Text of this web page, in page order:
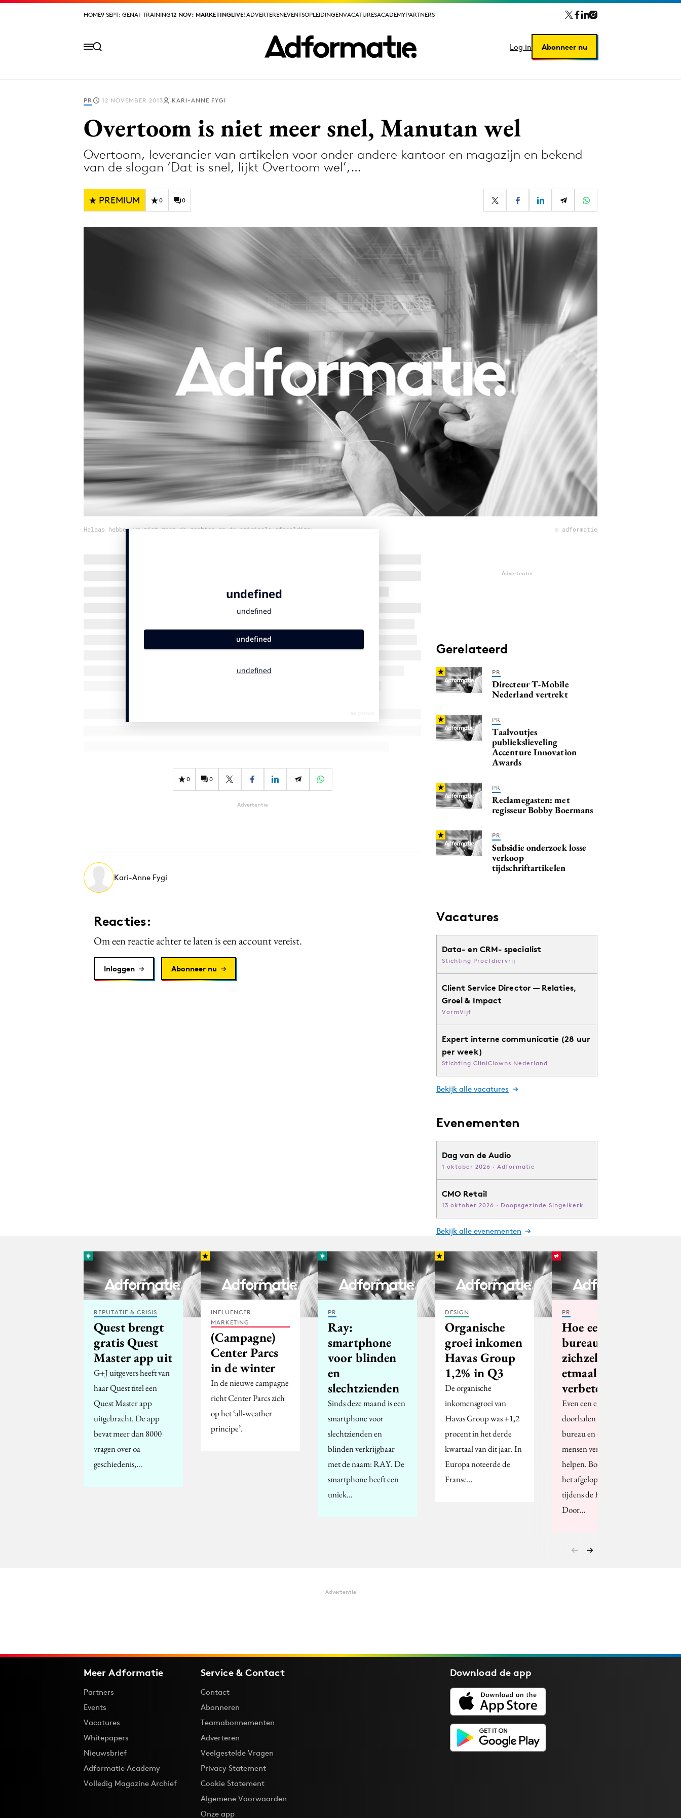
HOME9 SEPT: GENAI-TRAINING12 NOV: MARKETINGLIVE!ADVERTERENEVENTSOPLEIDINGENVACATURESACADEMYPARTNERS
Log in Abonneer nu
HOME9 SEPT: GENAI-TRAINING12 NOV: MARKETINGLIVE!ADVERTERENEVENTSOPLEIDINGENVACATURESACADEMYPARTNERS
Log in Abonneer nu
Digital transformation
Diversiteit
Effectiviteit
Influencer marketing
Interne communicatie
Programmatic
Purpose Marketing
Reputatie & crisis
PR 12 NOVEMBER 2013 KARI-ANNE FYGI
Overtoom is niet meer snel, Manutan wel
Overtoom, leverancier van artikelen voor onder andere kantoor en magazijn en bekend
van de slogan ‘Dat is snel, lijkt Overtoom wel’,…
PREMIUM 0 0
Helaas hebben we niet meer de rechten op de originele afbeelding © adformatie
0 0
Advertentie
Kari-Anne Fygi
Reacties:
Om een reactie achter te laten is een account vereist.
Inloggen Abonneer nu
Advertentie
Gerelateerd
PR
Directeur T-Mobile
Nederland vertrekt
PR
Taalvoutjes
publiekslieveling
Accenture Innovation
Awards
PR
Reclamegasten: met
regisseur Bobby Boermans
PR
Subsidie onderzoek losse
verkoop
tijdschriftartikelen
Vacatures
Data- en CRM- specialist
Stichting Proefdiervrij
Client Service Director — Relaties,
Groei & Impact
VormVijf
Expert interne communicatie (28 uur
per week)
Stichting CliniClowns Nederland
Bekijk alle vacatures
Evenementen
Dag van de Audio
1 oktober 2026 · Adformatie
CMO Retail
13 oktober 2026 · Doopsgezinde Singelkerk
Bekijk alle evenementen
REPUTATIE & CRISIS
Quest brengt
gratis Quest
Master app uit
G+J uitgevers heeft van
haar Quest titel een
Quest Master app
uitgebracht. De app
bevat meer dan 8000
vragen over oa
geschiedenis,…
INFLUENCER
MARKETING
(Campagne)
Center Parcs
in de winter
In de nieuwe campagne
richt Center Parcs zich
op het ‘all-weather
principe’.
PR
Ray:
smartphone
voor blinden
en
slechtzienden
Sinds deze maand is een
smartphone voor
slechtzienden en
blinden verkrijgbaar
met de naam: RAY. De
smartphone heeft een
uniek…
DESIGN
Organische
groei inkomen
Havas Group
1,2% in Q3
De organische
inkomensgroei van
Havas Group was +1,2
procent in het derde
kwartaal van dit jaar. In
Europa noteerde de
Franse…
PR
Hoe een
bureau
zichzelf in een
etmaal
verbeterde
Even een etmaal
doorhalen om het
bureau en de eigen
mensen verder te
helpen. Born05 deed
het afgelopen weekend
tijdens de Hackathon.
Door…
Advertentie
Meer Adformatie
Partners
Events
Vacatures
Whitepapers
Nieuwsbrief
Adformatie Academy
Volledig Magazine Archief
Service & Contact
Contact
Abonneren
Teamabonnementen
Adverteren
Veelgestelde Vragen
Privacy Statement
Cookie Statement
Algemene Voorwaarden
Onze app
Download deapp